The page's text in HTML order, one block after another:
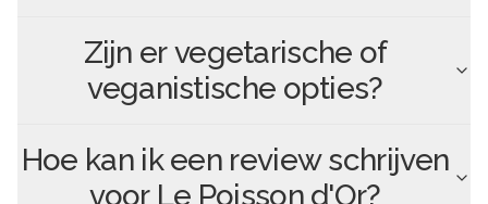
Zijn er vegetarische of
veganistische opties?
Hoe kan ik een review schrijven
voor Le Poisson d'Or?